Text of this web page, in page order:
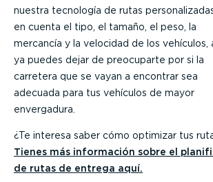
nuestra tecnología de rutas
en cuenta el tipo, el tamaño, el peso, la
mercancía y la velocidad de los vehículos,
ya puedes dejar de preocuparte por si la
carretera que se vayan a encontrar sea
adecuada para tus vehículos de mayor
envergadura.
¿Te interesa saber cómo optimizar tus
Tienes más información sobre el
de rutas de entrega aquí.